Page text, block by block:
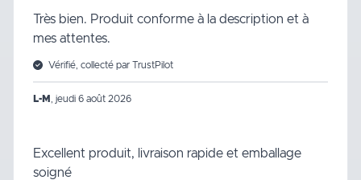
Très bien. Produit conforme à la description et à
mes attentes.
Vérifié, collecté par TrustPilot
L-M jeudi 6 août 2026
Excellent produit, livraison rapide et emballage
soigné